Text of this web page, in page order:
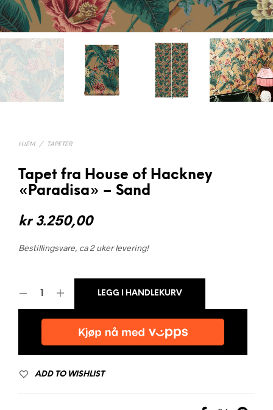
HJEM / TAPETER
Tapet fra House of Hackney
«Paradisa» – Sand
kr3.250,00
Bestillingsvare, ca 2 uker levering!
LEGG I HANDLEKURV
ADD TO WISHLIST